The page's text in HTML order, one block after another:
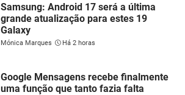
Samsung: Android 17 será a última
grande atualização para estes 19
Galaxy
Mónica Marques Há 2 horas
Google Mensagens recebe finalmente
uma função que tanto fazia falta